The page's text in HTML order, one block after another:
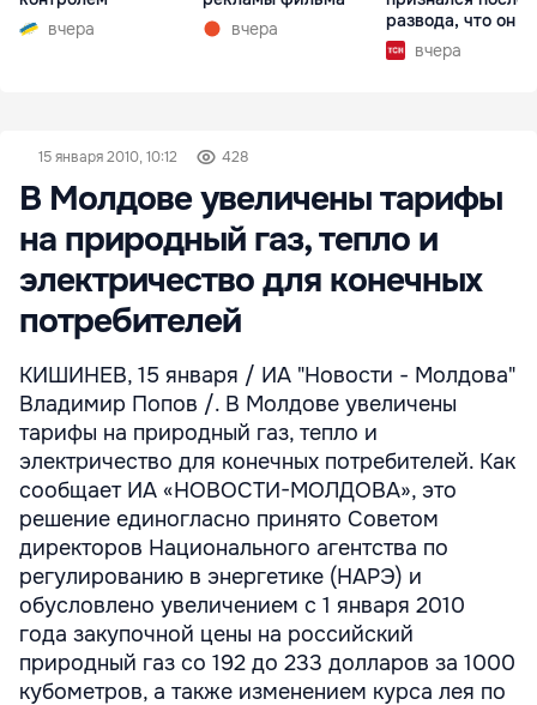
вчера
вчера
развода, что он
вчера
15 января 2010, 10:12 428
В Молдове увеличены тарифы
на природный газ, тепло и
электричество для конечных
потребителей
КИШИНЕВ, 15 января / ИА "Новости - Молдова"
Владимир Попов /. В Молдове увеличены
тарифы на природный газ, тепло и
электричество для конечных потребителей. Как
сообщает ИА «НОВОСТИ-МОЛДОВА», это
решение единогласно принято Советом
директоров Национального агентства по
регулированию в энергетике (НАРЭ) и
обусловлено увеличением с 1 января 2010
года закупочной цены на российский
природный газ со 192 до 233 долларов за 1000
кубометров, а также изменением курса лея по